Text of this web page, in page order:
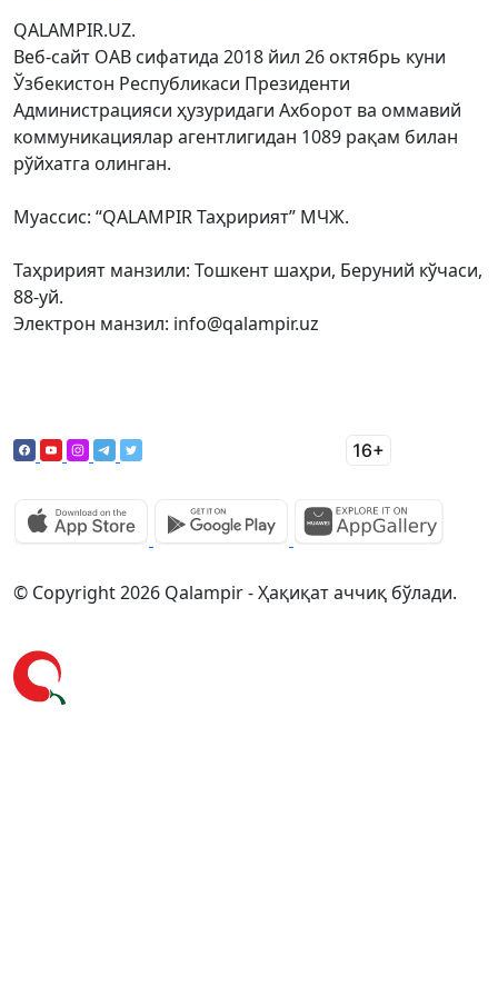
QALAMPIR.UZ.
Веб-сайт ОАВ сифатида 2018 йил 26 октябрь куни
Ўзбекистон Республикаси Президенти
Администрацияси ҳузуридаги Ахборот ва оммавий
коммуникациялар агентлигидан 1089 рақам билан
рўйхатга олинган.
Муассис: “QALAMPIR Таҳририят” МЧЖ.
Таҳририят манзили: Тошкент шаҳри, Беруний кўчаси,
88-уй.
Электрон манзил: info@qalampir.uz
© Copyright 2026 Qalampir - Ҳақиқат аччиқ бўлади.